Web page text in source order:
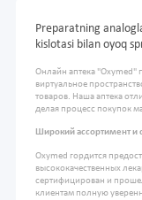
Preparatning
kislotasi bilan oyoq
Онлайн аптека "Oxymed"
виртуальное
товаров. Наша аптека
делая процесс покупок
Широкий ассортимент и
Oxymed гордится
высококачественных
сертифицирован и
клиентам полную